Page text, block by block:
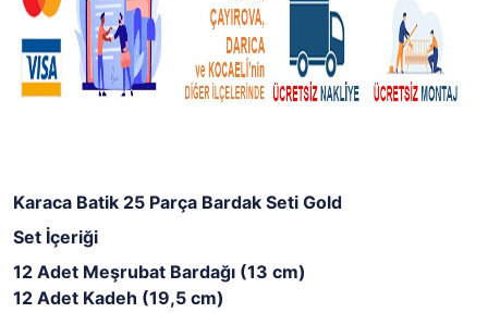
Karaca Batik 25 Parça Bardak Seti Gold
Set İçeriği
12 Adet Meşrubat Bardağı (13 cm)
12 Adet Kadeh (19,5 cm)